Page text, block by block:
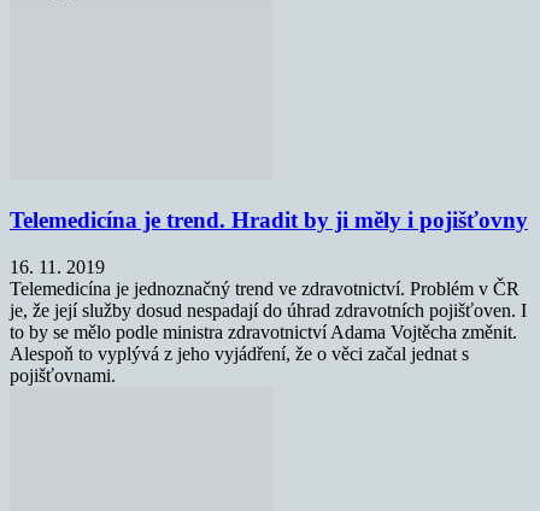
Telemedicína je trend. Hradit by ji měly i pojišťovny
16. 11. 2019
Telemedicína je jednoznačný trend ve zdravotnictví. Problém v ČR
je, že její služby dosud nespadají do úhrad zdravotních pojišťoven. I
to by se mělo podle ministra zdravotnictví Adama Vojtěcha změnit.
Alespoň to vyplývá z jeho vyjádření, že o věci začal jednat s
pojišťovnami.